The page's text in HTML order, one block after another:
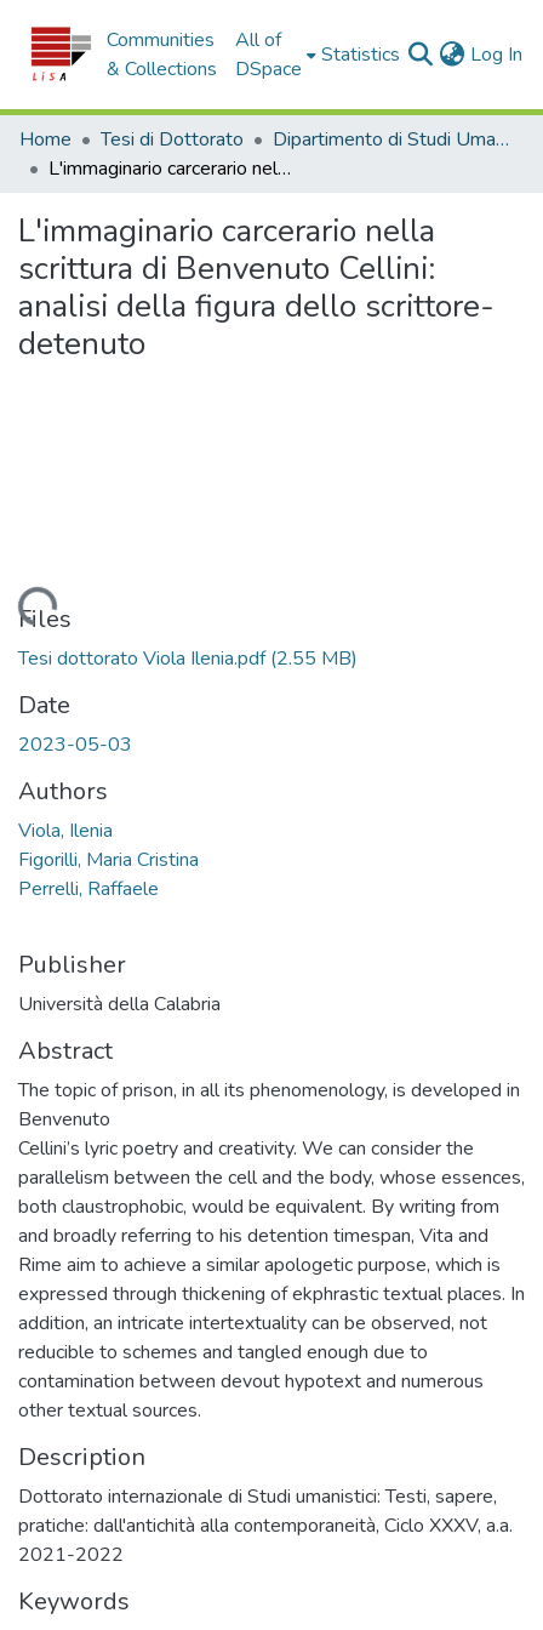
Communities
& Collections
All of
DSpace
Statistics Log In
Home Tesi di Dottorato
Dipartimento di Studi Umanistici - Tesi di Dottorato
L'immaginario carcerario nella scrittura di Benvenuto Cellini: analisi della figura dello scrittore-detenuto
L'immaginario carcerario nella
scrittura di Benvenuto Cellini:
analisi della figura dello scrittore-
detenuto
Loading...
Files
Tesi dottorato Viola Ilenia.pdf(2.55 MB)
Date
2023-05-03
Authors
Viola, Ilenia
Figorilli, Maria Cristina
Perrelli, Raffaele
Publisher
Università della Calabria
Abstract
The topic of prison, in all its phenomenology, is developed in
Benvenuto
Cellini’s lyric poetry and creativity. We can consider the
parallelism between the cell and the body, whose essences,
both claustrophobic, would be equivalent. By writing from
and broadly referring to his detention timespan, Vita and
Rime aim to achieve a similar apologetic purpose, which is
expressed through thickening of ekphrastic textual places. In
addition, an intricate intertextuality can be observed, not
reducible to schemes and tangled enough due to
contamination between devout hypotext and numerous
other textual sources.
Description
Dottorato internazionale di Studi umanistici: Testi, sapere,
pratiche: dall'antichità alla contemporaneità, Ciclo XXXV, a.a.
2021-2022
Keywords